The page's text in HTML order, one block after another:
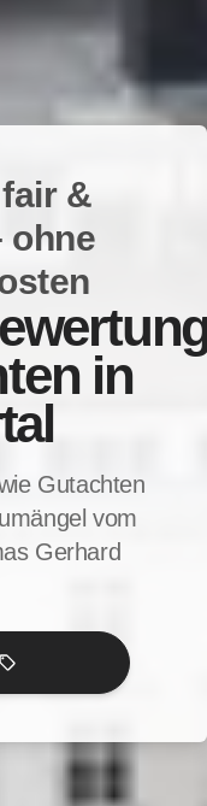
&
ohne
in
Gutachten
vom
Gerhard